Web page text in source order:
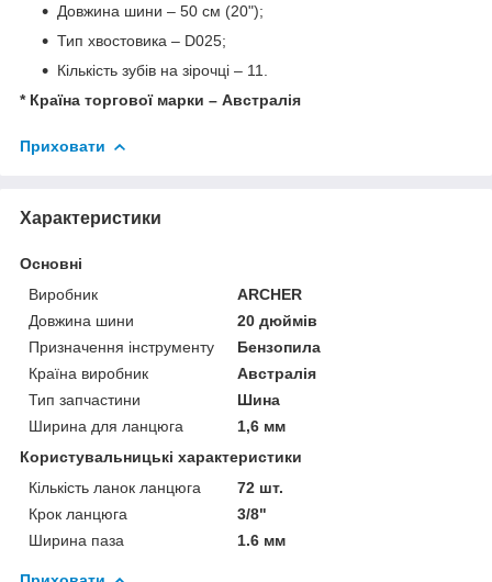
Довжина шини – 50 см (20");
Тип хвостовика – D025;
Кількість зубів на зірочці – 11.
* Країна торгової марки – Австралія
Приховати
Характеристики
Основні
Виробник
ARCHER
Довжина шини
20 дюймів
Призначення інструменту
Бензопила
Країна виробник
Австралія
Тип запчастини
Шина
Ширина для ланцюга
1,6 мм
Користувальницькі характеристики
Кількість ланок ланцюга
72 шт.
Крок ланцюга
3/8"
Ширина паза
1.6 мм